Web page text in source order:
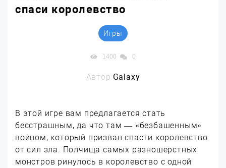
спаси королевство
Игры
1400 0
Автор:Galaxy
В этой игре вам предлагается стать
бесстрашным, да что там — «безбашенным»
воином, который призван спасти королевство
от сил зла. Полчища самых разношерстных
монстров ринулось в королевство с одной